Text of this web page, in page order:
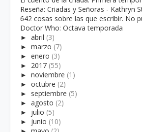
Reseña: Criadas y Señoras - Kathryn
642 cosas sobre las que escribir. No
Doctor Who: Octava temporada
► abril (3)
► marzo (7)
► enero (3)
► 2017 (55)
► noviembre (1)
► octubre (2)
► septiembre (5)
► agosto (2)
► julio (5)
► junio (10)